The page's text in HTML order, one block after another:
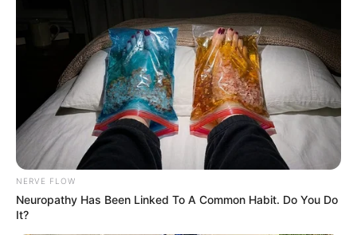
Besonders für Familien und Kinder ist das
Stadtmuseum der Barbarossastadt Gelnhausen
interessant, da hier bei einer angemeldeten Führung
ein überdimensionales menschliches Ohr von innen
besichtigt werden kann. Weitere Informationen unter
Museum mit begehbarem Ohr.
Alzey - Rund um Rossmark und Fischmarkt hat die
im Rheinhessischen Hügelland liegende, von
Hierzu gehören neben mehreren Kirchen und vielen
NERVE FLOW
Neuropathy Has Been Linked To A Common Habit. Do You Do
It?